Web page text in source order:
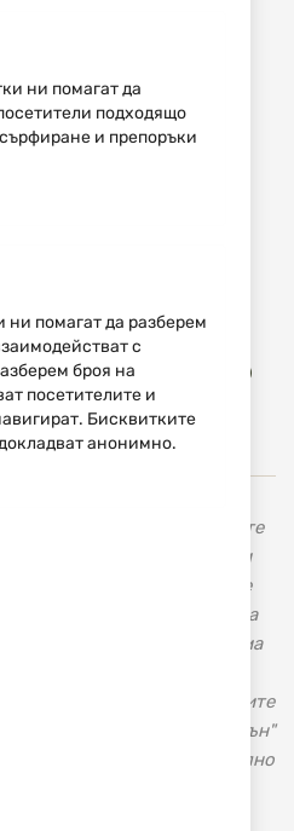
серия “Extreme
пада
КУПИ
ще намерите
и пистолети, карабини и
тактически ножове
ножове за всекидневна
оръжейна фирма
от век и половина нейните
по света. "Смит и Уесън"
на късо огнестрелно
ни помагат да
подходящо
и препоръки
помагат да разберем
с
броя на
посетителите и
Бисквитките
анонимно.